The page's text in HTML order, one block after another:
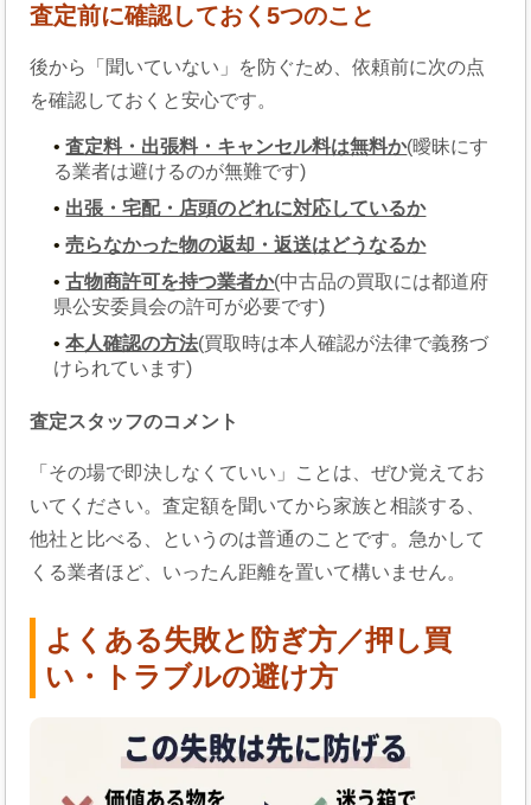
査定前に確認しておく5つのこと
後から「聞いていない」を防ぐため、依頼前に次の点
を確認しておくと安心です。
査定料・出張料・キャンセル料は無料か(曖昧にす
る業者は避けるのが無難です)
出張・宅配・店頭のどれに対応しているか
売らなかった物の返却・返送はどうなるか
古物商許可を持つ業者か(中古品の買取には都道府
県公安委員会の許可が必要です)
本人確認の方法(買取時は本人確認が法律で義務づ
けられています)
査定スタッフのコメント
「その場で即決しなくていい」ことは、ぜひ覚えてお
いてください。査定額を聞いてから家族と相談する、
他社と比べる、というのは普通のことです。急かして
くる業者ほど、いったん距離を置いて構いません。
よくある失敗と防ぎ方／押し買
い・トラブルの避け方